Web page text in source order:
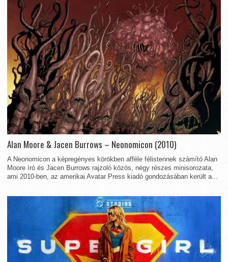
Alan Moore & Jacen Burrows – Neonomicon (2010)
A Neonomicon a képregényes körökben afféle félistennek számító Alan
Moore író és Jacen Burrows rajzoló közös, négy részes minisorozata,
ami 2010-ben, az amerikai Avatar Press kiadó gondozásában került a...